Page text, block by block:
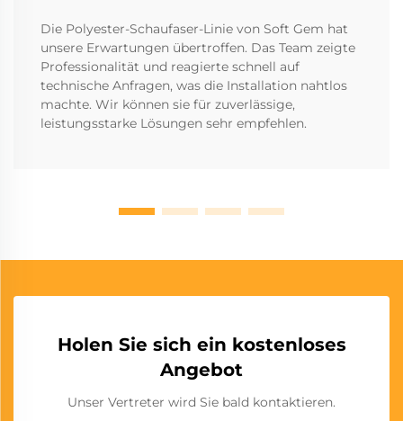
Die Polyester-Schaufaser-Linie von Soft Gem hat
unsere Erwartungen übertroffen. Das Team zeigte
Professionalität und reagierte schnell auf
technische Anfragen, was die Installation nahtlos
machte. Wir können sie für zuverlässige,
leistungsstarke Lösungen sehr empfehlen.
Holen Sie sich ein kostenloses
Angebot
Unser Vertreter wird Sie bald kontaktieren.